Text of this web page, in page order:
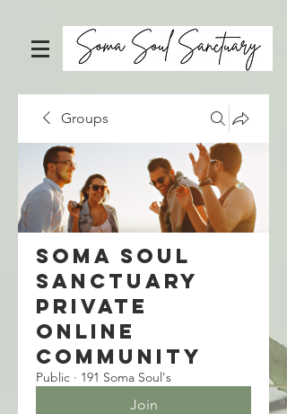
Groups
Soma Soul
Sanctuary
Private
Online
Community
Public · 191 Soma Soul's
Join